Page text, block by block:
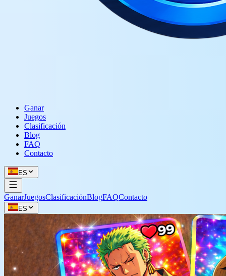
Ganar
Juegos
Clasificación
Blog
FAQ
Contacto
ES
GanarJuegosClasificaciónBlogFAQContacto
ES